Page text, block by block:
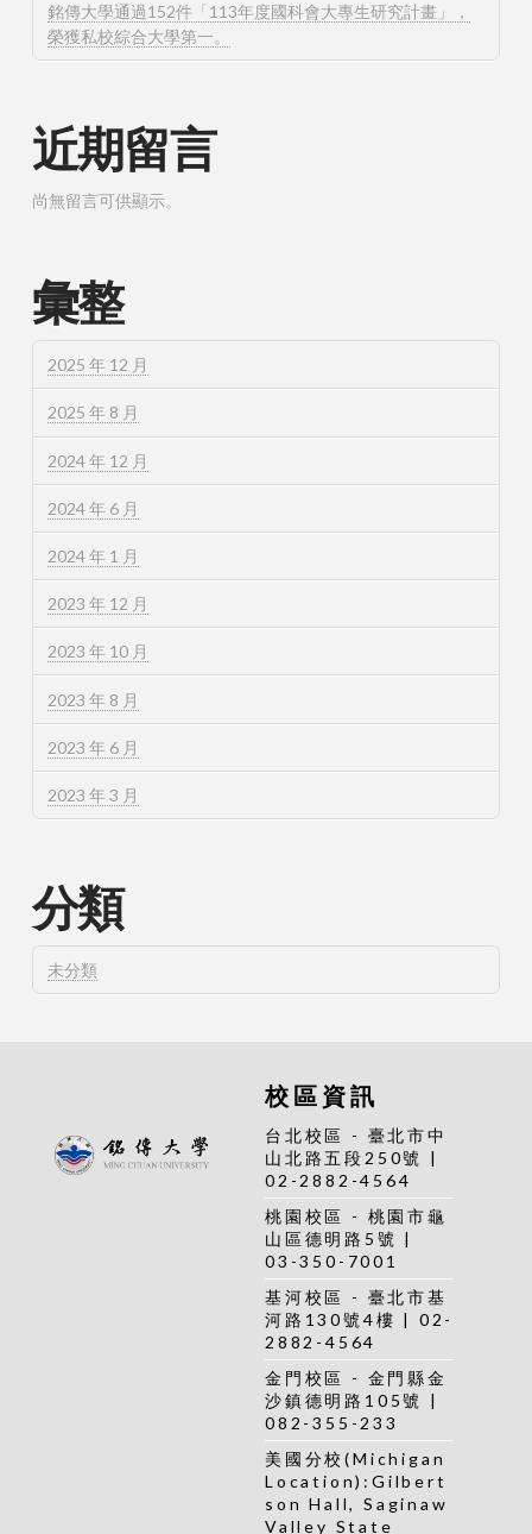
銘傳大學通過152件「113年度國科會大專生研究計畫」，
榮獲私校綜合大學第一。
近期留言
尚無留言可供顯示。
彙整
2025 年 12 月
2025 年 8 月
2024 年 12 月
2024 年 6 月
2024 年 1 月
2023 年 12 月
2023 年 10 月
2023 年 8 月
2023 年 6 月
2023 年 3 月
分類
未分類
校區資訊
台北校區 - 臺北市中
山北路五段250號 |
02-2882-4564
桃園校區 - 桃園市龜
山區德明路5號 |
03-350-7001
基河校區 - 臺北市基
河路130號4樓 | 02-
2882-4564
金門校區 - 金門縣金
沙鎮德明路105號 |
082-355-233
美國分校(Michigan
Location):Gilbert
son Hall, Saginaw
Valley State